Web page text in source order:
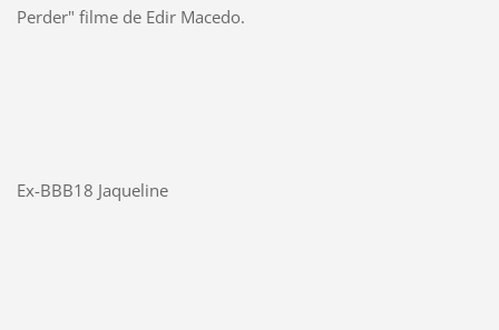
Perder" filme de Edir Macedo.
Ex-BBB18 Jaqueline